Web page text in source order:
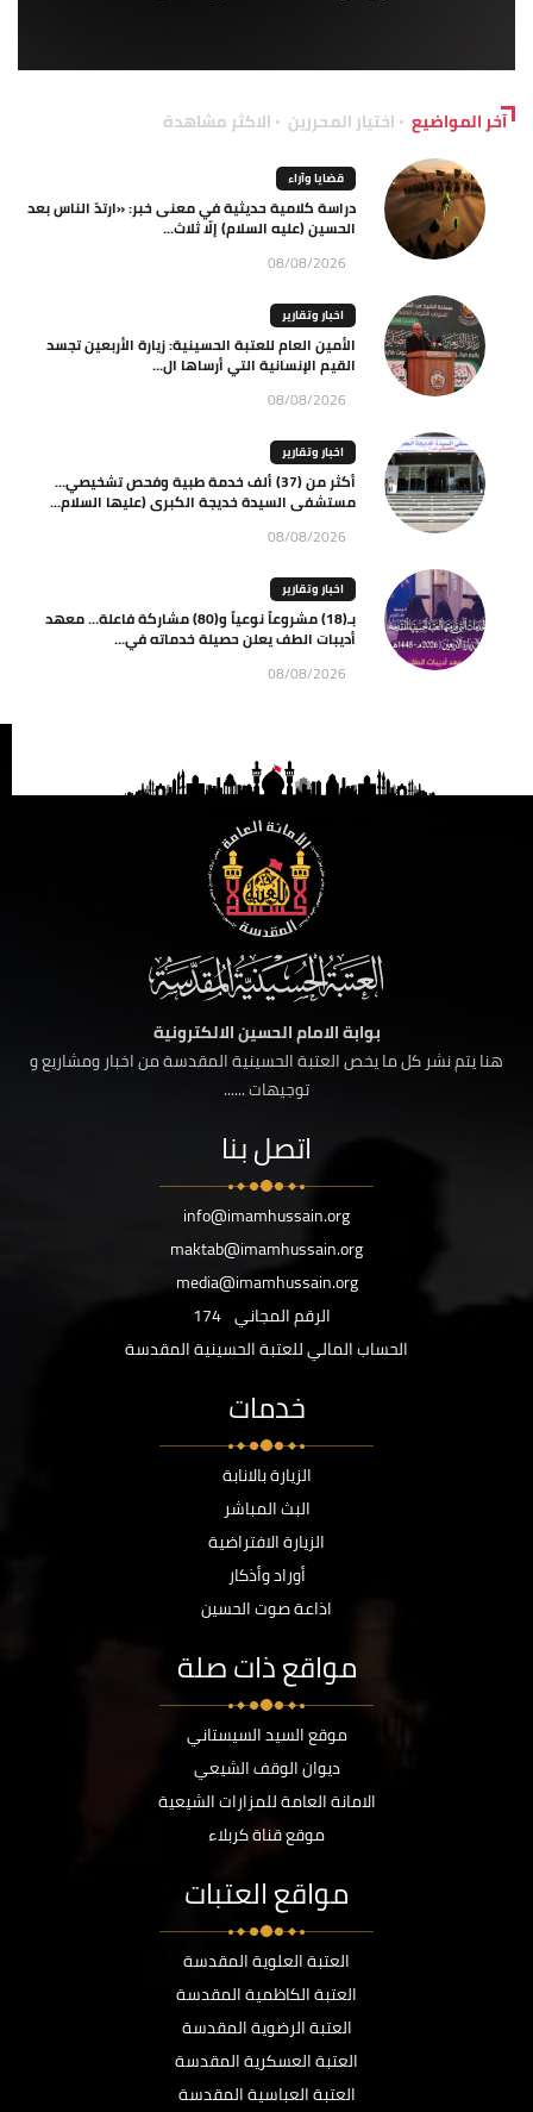
آخر المواضيع اختيار المحررين الاكثر مشاهدة
قضايا وآراء
دراسة كلامية حديثية في معنى خبر: «ارتدّ الناس بعد
الحسين (عليه السلام) إلّا ثلاث...
08/08/2026
اخبار وتقارير
الأمين العام للعتبة الحسينية: زيارة الأربعين تجسد
القيم الإنسانية التي أرساها ال...
08/08/2026
اخبار وتقارير
أكثر من (37) ألف خدمة طبية وفحص تشخيصي…
مستشفى السيدة خديجة الكبرى (عليها السلام...
08/08/2026
اخبار وتقارير
بـ(18) مشروعاً نوعياً و(80) مشاركة فاعلة… معهد
أديبات الطف يعلن حصيلة خدماته في...
08/08/2026
بوابة الامام الحسين الالكترونية
هنا يتم نشر كل ما يخص العتبة الحسينية المقدسة من اخبار ومشاريع و
توجيهات ......
اتصل بنا
info@imamhussain.org
maktab@imamhussain.org
media@imamhussain.org
الرقم المجاني 174
الحساب المالي للعتبة الحسينية المقدسة
خدمات
الزيارة بالانابة
البث المباشر
الزيارة الافتراضية
أوراد وأذكار
اذاعة صوت الحسين
مواقع ذات صلة
موقع السيد السيستاني
ديوان الوقف الشيعي
الامانة العامة للمزارات الشيعية
موقع قناة كربلاء
مواقع العتبات
العتبة العلوية المقدسة
العتبة الكاظمية المقدسة
العتبة الرضوية المقدسة
العتبة العسكرية المقدسة
العتبة العباسية المقدسة